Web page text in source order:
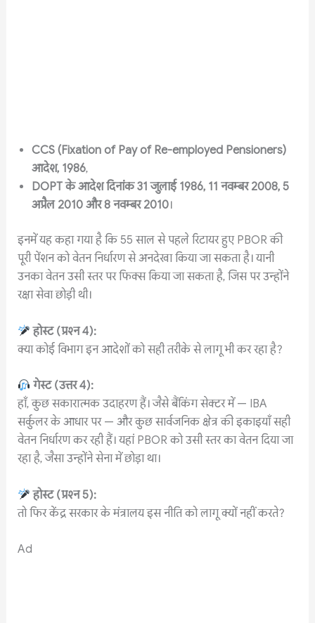
CCS (Fixation of Pay of Re-employed Pensioners)
आदेश, 1986,
DOPTके आदेश दिनांक31जुलाई1986, 11 नवम्बर2008, 5
अप्रैल2010 और8 नवम्बर2010।
इनमें यह कहा गया है कि 55 साल से पहले रिटायर हुए PBOR की
पूरी पेंशन को वेतन निर्धारण से अनदेखा किया जा सकता है। यानी
उनका वेतन उसी स्तर पर फिक्स किया जा सकता है, जिस पर उन्होंने
रक्षा सेवा छोड़ी थी।
होस्ट(प्रश्न4):
क्या कोई विभाग इन आदेशों को सही तरीके से लागू भी कर रहा है?
गेस्ट(उत्तर4):
हाँ, कुछ सकारात्मक उदाहरण हैं। जैसे बैंकिंग सेक्टर में — IBA
सर्कुलर के आधार पर — और कुछ सार्वजनिक क्षेत्र की इकाइयाँ सही
वेतन निर्धारण कर रही हैं। यहां PBOR को उसी स्तर का वेतन दिया जा
रहा है, जैसा उन्होंने सेना में छोड़ा था।
होस्ट(प्रश्न5):
तो फिर केंद्र सरकार के मंत्रालय इस नीति को लागू क्यों नहीं करते?
Ad